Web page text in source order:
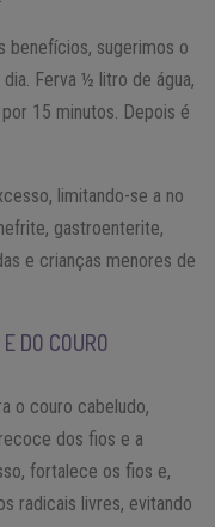
benefícios, sugerimos o
Ferva ½ litro de água,
15 minutos. Depois é
limitando-se a no
gastroenterite,
e crianças menores de
DO COURO
o couro cabeludo,
dos fios e a
fortalece os fios e,
radicais livres, evitando